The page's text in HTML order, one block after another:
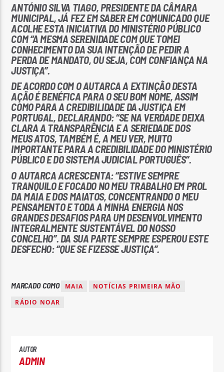
ANTÓNIO SILVA TIAGO, PRESIDENTE DA CÂMARA
MUNICIPAL, JÁ FEZ EM SABER EM COMUNICADO QUE
ACOLHE ESTA INICIATIVA DO MINISTÉRIO PÚBLICO
COM “A MESMA SERENIDADE COM QUE TOMEI
CONHECIMENTO DA SUA INTENÇÃO DE PEDIR A
PERDA DE MANDATO, OU SEJA, COM CONFIANÇA NA
JUSTIÇA”.
DE ACORDO COM O AUTARCA A EXTINÇÃO DESTA
AÇÃO É BENÉFICA PARA O SEU BOM NOME, ASSIM
COMO PARA A CREDIBILIDADE DA JUSTIÇA EM
PORTUGAL, DECLARANDO: “SE NA VERDADE DEIXA
CLARA A TRANSPARÊNCIA E A SERIEDADE DOS
MEUS ATOS, TAMBÉM É, A MEU VER, MUITO
IMPORTANTE PARA A CREDIBILIDADE DO MINISTÉRIO
PÚBLICO E DO SISTEMA JUDICIAL PORTUGUÊS”.
O AUTARCA ACRESCENTA: “ESTIVE SEMPRE
TRANQUILO E FOCADO NO MEU TRABALHO EM PROL
DA MAIA E DOS MAIATOS, CONCENTRANDO O MEU
PENSAMENTO E TODA A MINHA ENERGIA NOS
GRANDES DESAFIOS PARA UM DESENVOLVIMENTO
INTEGRALMENTE SUSTENTÁVEL DO NOSSO
CONCELHO”. DA SUA PARTE SEMPRE ESPEROU ESTE
DESFECHO: “QUE SE FIZESSE JUSTIÇA”.
MARCADO COMO MAIA
NOTÍCIAS PRIMEIRA MÃO
RÁDIO NOAR
AUTOR
ADMIN